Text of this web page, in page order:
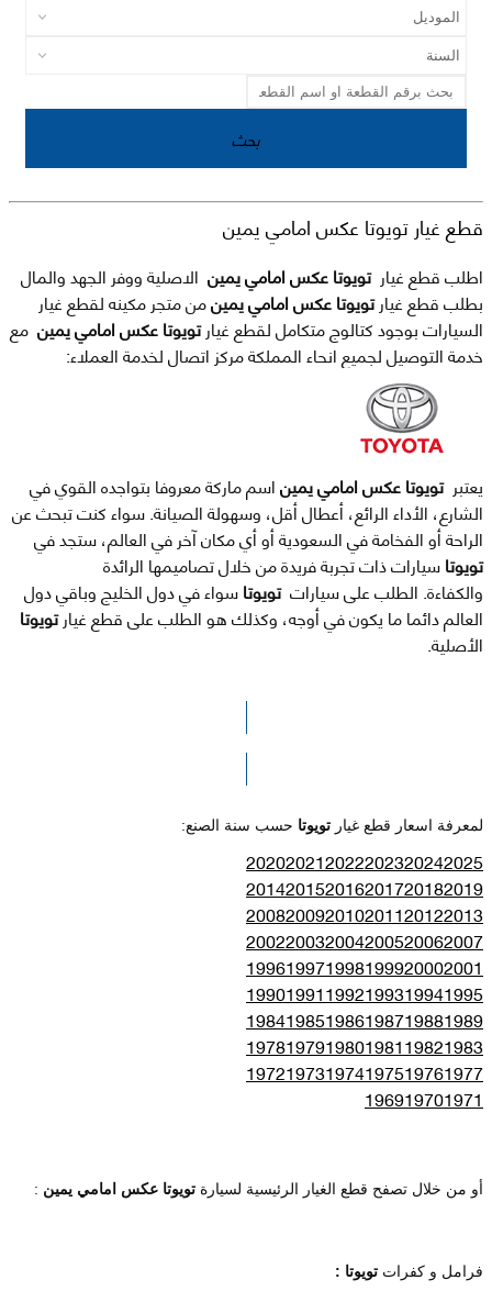
بحث
قطع غيار تويوتا عكس امامي يمين
اطلب قطع غيار تويوتا عكس امامي يمين
الاصلية ووفر الجهد والمال
بطلب قطع غيار
تويوتا عكس امامي يمينمن متجر مكينه لقطع غيار
السيارات بوجود كتالوج متكامل لقطع غيارتويوتا عكس امامي يمين مع
خدمة التوصيل لجميع انحاء المملكة مركز اتصال لخدمة العملاء:
يعتبرتويوتا عكس امامي يميناسم ماركة معروفا بتواجده القوي في
الشارع، الأداء الرائع، أعطال أقل، وسهولة الصيانة. سواء كنت تبحث عن
الراحة أو الفخامة في السعودية أو أي مكان آخر في العالم، ستجد في
تويوتاسيارات ذات تجربة فريدة من خلال تصاميمها الرائدة
والكفاءة. الطلب على سياراتتويوتاسواء في دول الخليج وباقي دول
العالم دائما ما يكون في أوجه، وكذلك هو الطلب على قطع غيارتويوتا
الأصلية.
الرجاء الضغط هنا للوصول لصفحة البحث
لمعرفة اسعار قطع غيار تويوتا حسب سنة الصنع:
2025
2024
2023
2022
2021
2020
2019
2018
2017
2016
2015
2014
2013
2012
2011
2010
2009
2008
2007
2006
2005
2004
2003
2002
2001
2000
1999
1998
1997
1996
1995
1994
1993
1992
1991
1990
1989
1988
1987
1986
1985
1984
1983
1982
1981
1980
1979
1978
1977
1976
1975
1974
1973
1972
1971
1970
1969
أو من خلال تصفح قطع الغيار الرئيسية لسيارة تويوتا عكس امامي يمين :
فرامل و كفرات تويوتا :